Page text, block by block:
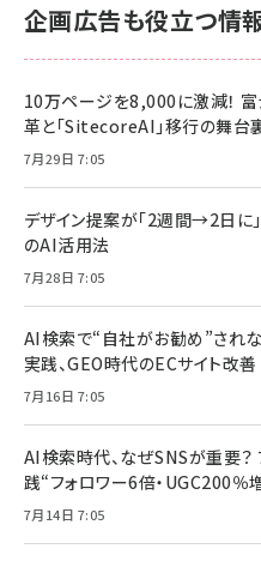
企画広告も役立つ情報
10万ページを8,000に激減！
革と「SitecoreAI」移行の舞台
7月29日 7:05
デザイン提案が「2週間→2日に
のAI活用法
7月28日 7:05
AI検索で“自社がお勧め”され
実践、GEO時代のECサイト改善
7月16日 7:05
AI検索時代、なぜSNSが重要？
践“フォロワー6倍・UGC200％
7月14日 7:05